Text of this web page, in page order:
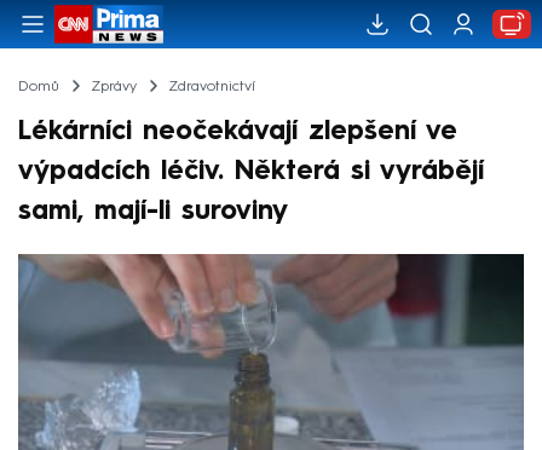
Domů Zprávy Zdravotnictví
Lékárníci neočekávají zlepšení ve
výpadcích léčiv. Některá si vyrábějí
sami, mají-li suroviny